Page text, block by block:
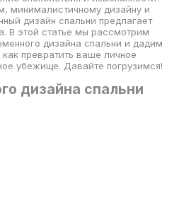
минималистичному дизайну и
дизайн спальни предлагает
В этой статье мы рассмотрим
дизайна спальни и дадим
превратить ваше личное
убежище. Давайте погрузимся!
дизайна спальни